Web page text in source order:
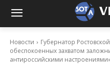
Новости
Губернатор
обеспокоенных захватом
антироссийскими